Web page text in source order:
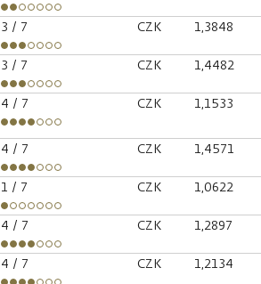
3 / 7 CZK 1,3848
3 / 7 CZK 1,4482
4 / 7 CZK 1,1533
4 / 7 CZK 1,4571
1 / 7 CZK 1,0622
4 / 7 CZK 1,2897
4 / 7 CZK 1,2134